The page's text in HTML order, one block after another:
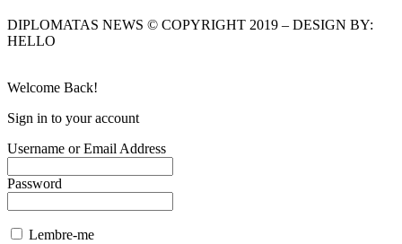
DIPLOMATAS NEWS © COPYRIGHT 2019 – DESIGN BY:
HELLO
Welcome Back!
Sign in to your account
Username or Email Address
Password
Lembre-me